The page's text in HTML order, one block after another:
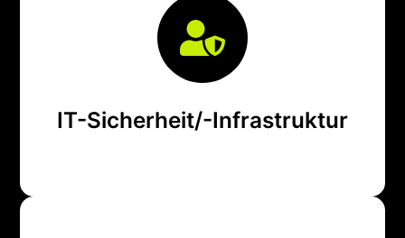
IT-Sicherheit/-Infrastruktur
Wir planen und betreiben Ihre IT-Infrastruktur
DSGVO-konform und ausfallsicher.